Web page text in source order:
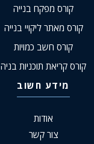
קורס מפקח בנייה
קורס מאתר ליקויי בנייה
קורס חשב כמויות
קורס קריאת תוכניות בניה
מידע חשוב
אודות
צור קשר